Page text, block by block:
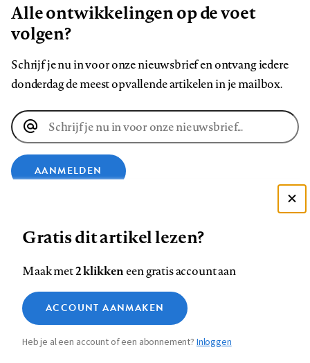
Alle ontwikkelingen op de voet
volgen?
Schrijf je nu in voor onze nieuwsbrief en ontvang iedere
donderdag de meest opvallende artikelen in je mailbox.
E-
mailadres
AANMELDEN
op
Facebook
op
LinkedIn
op
Bluesky
ons
op
InstagramYouTube
Footer
Contact Colofon Disclaimer Privacy
Medische vragen verdienen
betrouwbare antwoorden
Zie onze cookie policy
Analytische cookies
Marketing cookies
Gratis dit artikel lezen?
Maak met2 klikkeneen gratis account aan
ACCOUNT AANMAKEN
Heb je al een account of een abonnement?Inloggen